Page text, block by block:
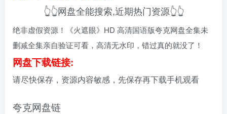
👆👆网盘全能搜索,近期热门资源👆👆
绝非虚假资源！《火遮眼》HD 高清国语版夸克网盘全集未
删减全集亲自验证可看，高清无水印，错过真的就没了！
网盘下载链接:
请尽快保存，资源内容敏感，先保存再下载手机观看
夸克网盘链